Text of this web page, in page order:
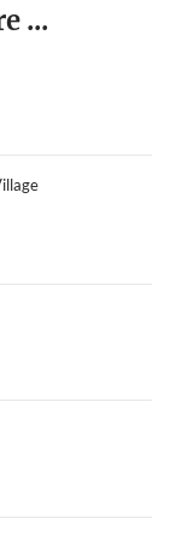
...